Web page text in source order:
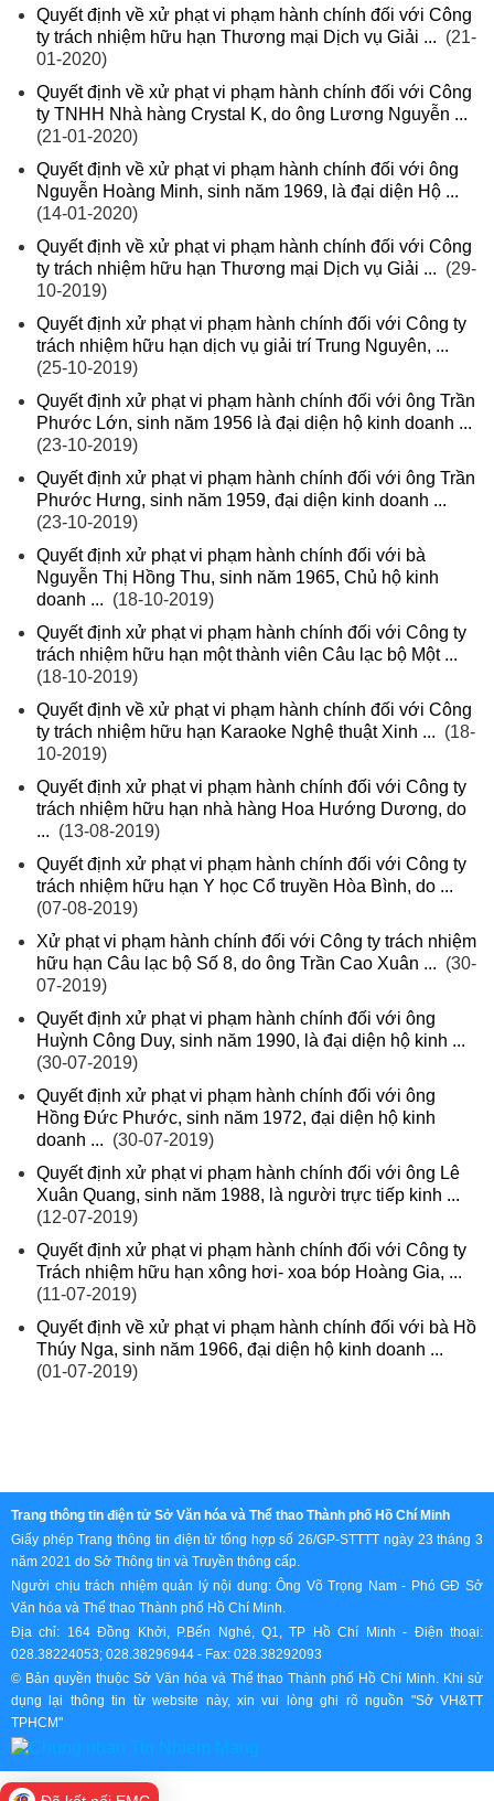
Quyết định về xử phạt vi phạm hành chính đối với Công
ty trách nhiệm hữu hạn Thương mại Dịch vụ Giải ... (21-
01-2020)
Quyết định về xử phạt vi phạm hành chính đối với Công
ty TNHH Nhà hàng Crystal K, do ông Lương Nguyễn ...
(21-01-2020)
Quyết định về xử phạt vi phạm hành chính đối với ông
Nguyễn Hoàng Minh, sinh năm 1969, là đại diện Hộ ...
(14-01-2020)
Quyết định về xử phạt vi phạm hành chính đối với Công
ty trách nhiệm hữu hạn Thương mại Dịch vụ Giải ... (29-
10-2019)
Quyết định xử phạt vi phạm hành chính đối với Công ty
trách nhiệm hữu hạn dịch vụ giải trí Trung Nguyên, ...
(25-10-2019)
Quyết định xử phạt vi phạm hành chính đối với ông Trần
Phước Lớn, sinh năm 1956 là đại diện hộ kinh doanh ...
(23-10-2019)
Quyết định xử phạt vi phạm hành chính đối với ông Trần
Phước Hưng, sinh năm 1959, đại diện kinh doanh ...
(23-10-2019)
Quyết định xử phạt vi phạm hành chính đối với bà
Nguyễn Thị Hồng Thu, sinh năm 1965, Chủ hộ kinh
doanh ... (18-10-2019)
Quyết định xử phạt vi phạm hành chính đối với Công ty
trách nhiệm hữu hạn một thành viên Câu lạc bộ Một ...
(18-10-2019)
Quyết định về xử phạt vi phạm hành chính đối với Công
ty trách nhiệm hữu hạn Karaoke Nghệ thuật Xinh ... (18-
10-2019)
Quyết định xử phạt vi phạm hành chính đối với Công ty
trách nhiệm hữu hạn nhà hàng Hoa Hướng Dương, do
... (13-08-2019)
Quyết định xử phạt vi phạm hành chính đối với Công ty
trách nhiệm hữu hạn Y học Cổ truyền Hòa Bình, do ...
(07-08-2019)
Xử phạt vi phạm hành chính đối với Công ty trách nhiệm
hữu hạn Câu lạc bộ Số 8, do ông Trần Cao Xuân ... (30-
07-2019)
Quyết định xử phạt vi phạm hành chính đối với ông
Huỳnh Công Duy, sinh năm 1990, là đại diện hộ kinh ...
(30-07-2019)
Quyết định xử phạt vi phạm hành chính đối với ông
Hồng Đức Phước, sinh năm 1972, đại diện hộ kinh
doanh ... (30-07-2019)
Quyết định xử phạt vi phạm hành chính đối với ông Lê
Xuân Quang, sinh năm 1988, là người trực tiếp kinh ...
(12-07-2019)
Quyết định xử phạt vi phạm hành chính đối với Công ty
Trách nhiệm hữu hạn xông hơi- xoa bóp Hoàng Gia, ...
(11-07-2019)
Quyết định về xử phạt vi phạm hành chính đối với bà Hồ
Thúy Nga, sinh năm 1966, đại diện hộ kinh doanh ...
(01-07-2019)
Trang thông tin điện tử Sở Văn hóa và Thể thao Thành phố Hồ Chí Minh
Giấy phép Trang thông tin điện tử tổng hợp số 26/GP-STTTT ngày 23 tháng 3
năm 2021 do Sở Thông tin và Truyền thông cấp.
Người chịu trách nhiệm quản lý nội dung: Ông Võ Trọng Nam - Phó GĐ Sở
Văn hóa và Thể thao Thành phố Hồ Chí Minh.
Địa chỉ: 164 Đồng Khởi, P.Bến Nghé, Q1, TP Hồ Chí Minh - Điện thoại:
028.38224053; 028.38296944 - Fax: 028.38292093
© Bản quyền thuộc Sở Văn hóa và Thể thao Thành phố Hồ Chí Minh. Khi sử
dụng lại thông tin từ website này, xin vui lòng ghi rõ nguồn "Sở VH&TT
TPHCM"